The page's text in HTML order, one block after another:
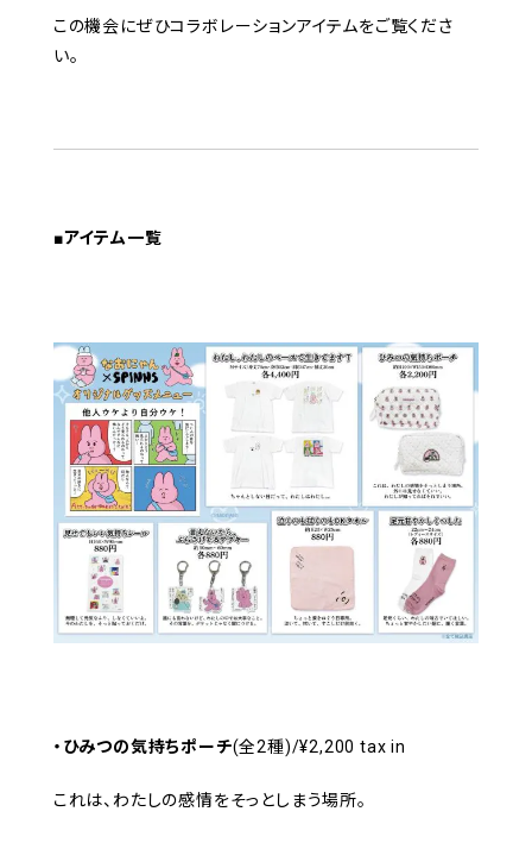
この機会にぜひコラボレーションアイテムをご覧くださ
い。
■アイテム一覧
・ひみつの気持ちポーチ(全2種)/¥2,200 tax in
これは、わたしの感情をそっとしまう場所。